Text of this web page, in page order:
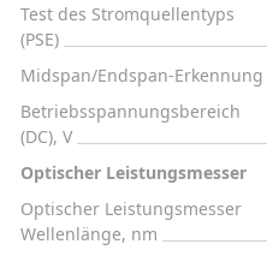
Test des Stromquellentyps
(PSE)
Midspan/Endspan-Erkennung
Betriebsspannungsbereich
(DC), V
Optischer Leistungsmesser
Optischer Leistungsmesser
Wellenlänge, nm